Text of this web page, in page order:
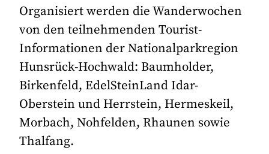
Organisiert werden die Wanderwochen
von den teilnehmenden Tourist-
Informationen der Nationalparkregion
Hunsrück-Hochwald: Baumholder,
Birkenfeld, EdelSteinLand Idar-
Oberstein und Herrstein, Hermeskeil,
Morbach, Nohfelden, Rhaunen sowie
Thalfang.